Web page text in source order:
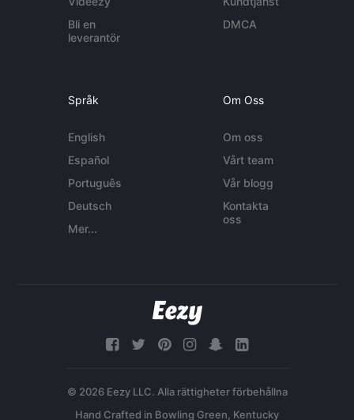
Bli en
leverantör
DMCA
Språk
English
Español
Português
Deutsch
Mer...
Om Oss
Om oss
Vårt team
Vår blogg
Kontakta
oss
© 2026 Eezy LLC. Alla rättigheter förbehållna